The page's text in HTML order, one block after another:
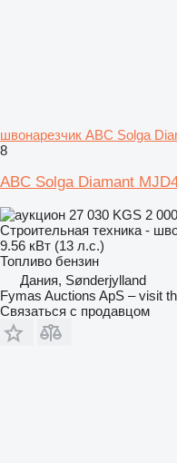
швонарезчик ABC Solga
8
ABC Solga Diamant
27 030 KGS 2
Строительная техника -
9.56 кВт (13 л.с.)
Топливо бензин
Дания, Sønderjylland
Fymas Auctions ApS – visit
Связаться с продавцом